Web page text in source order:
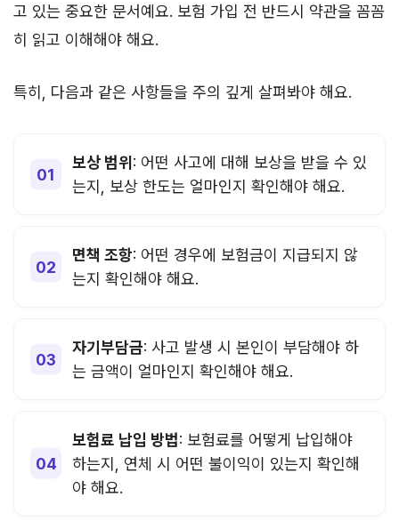
고 있는 중요한 문서예요. 보험 가입 전 반드시 약관을 꼼꼼
히 읽고 이해해야 해요.
특히, 다음과 같은 사항들을 주의 깊게 살펴봐야 해요.
보상 범위: 어떤 사고에 대해 보상을 받을 수 있
는지, 보상 한도는 얼마인지 확인해야 해요.
면책 조항: 어떤 경우에 보험금이 지급되지 않
는지 확인해야 해요.
자기부담금: 사고 발생 시 본인이 부담해야 하
는 금액이 얼마인지 확인해야 해요.
보험료 납입 방법: 보험료를 어떻게 납입해야
하는지, 연체 시 어떤 불이익이 있는지 확인해
야 해요.